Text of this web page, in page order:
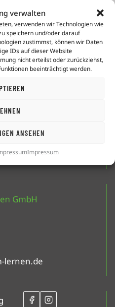
verwalten
verwenden wir Technologien wie
speichern und/oder darauf
zustimmst, können wir Daten
IDs auf dieser Website
nicht erteilst oder zurückziehst,
beeinträchtigt werden.
ANSEHEN
Impressum
GmbH
lernen.de
GmbH
lernen.de